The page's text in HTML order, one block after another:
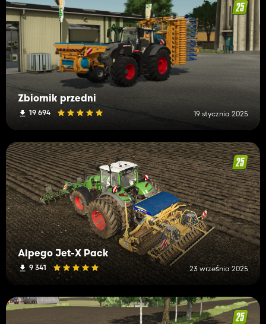
Zbiornik przedni
19 694 19 stycznia 2025
Alpego Jet-X Pack
9 341 23 września 2025